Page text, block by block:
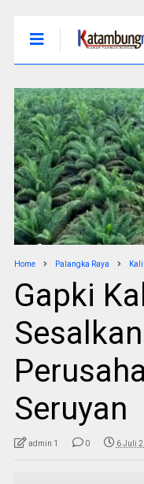
Home Palangka Raya
Gapki
Seruyan
admin 1 0 6 Juli